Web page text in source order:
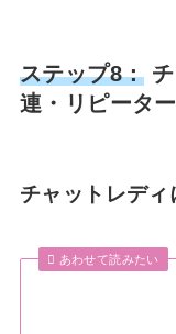
ステップ8：
連・リピータ
チャットレデ
あわせて読みたい